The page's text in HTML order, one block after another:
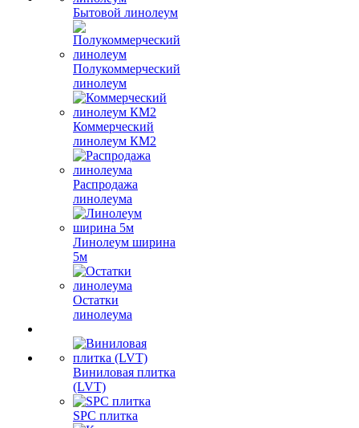
Бытовой линолеум
Полукоммерческий
линолеум
Коммерческий
линолеум КМ2
Распродажа
линолеума
Линолеум ширина
5м
Остатки
линолеума
Виниловая плитка
(LVT)
SPC плитка